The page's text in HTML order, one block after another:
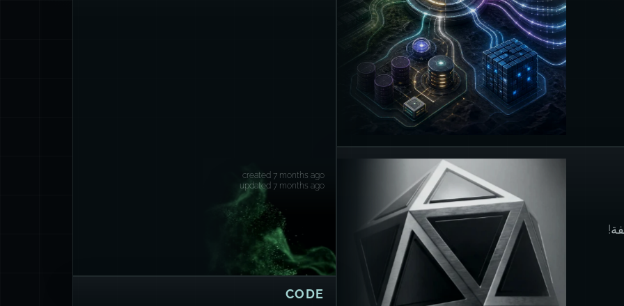
created 7 months ago
updated 7 months ago
CODE